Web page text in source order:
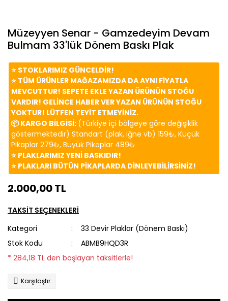
Müzeyyen Senar - Gamzedeyim Devam
Bulmam 33'lük Dönem Baskı Plak
⭐️ STOKLARIMIZ GÜNCELDİR!
⭐️ TÜM ÜRÜNLER MAĞAZAMIZDA DA AYNI FİYATLA
MEVCUTTUR! SEPETE EKLE YAZAN ÜRÜNÜN STOĞU
VARDIR! GELİNCE HABER VER YAZAN ÜRÜNÜN STOĞU
YOKTUR! LÜTFEN TEYİT ETMEYİNİZ.
📦 KARGO BİLGİSİ: (Türkiye içi bölgeye göre değişiklik
göstermektedir) Standart (plak, iğne vb) 159₺, Küçük
Pikaplar 279₺, Büyük Pikaplar 489₺
⭐️ PLAKLARIMIZ YENİ BASKIDIR!
⭐️ PLAKLARI BÜTÜN PİKAPLARDA DİNLEYEBİLİRSİNİZ!
2.000,00 TL
TAKSİT SEÇENEKLERİ
Kategori
33 Devir Plaklar (Dönem Baskı)
Stok Kodu
ABMB9HQD3R
* 284,18 TL den başlayan taksitlerle!
Karşılaştır